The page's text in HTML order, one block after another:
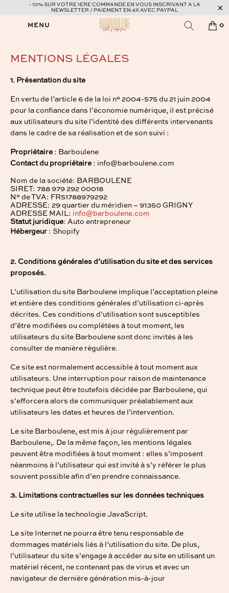
- 10% SUR VOTRE 1ERE COMMANDE EN VOUS INSCRIVANT A LA
NEWSLETTER / PAIEMENT EN 4X AVEC PAYPAL
MENU 0
MENTIONS LÉGALES
1. Présentation du site
En vertu de l’article 6 de la loi n° 2004-575 du 21 juin 2004
pour la confiance dans l’économie numérique, il est précisé
aux utilisateurs du site l’identité des différents intervenants
dans le cadre de sa réalisation et de son suivi :
Propriétaire: Barboulene
Contact du propriétaire: info@barboulene.com
Nom de la société: BARBOULENE
SIRET: 788 979 292 00018
N° de TVA: FR51788979292
ADRESSE: 29 quartier du méridien – 91350 GRIGNY
ADRESSE MAIL: info@barboulene.com
Statut juridique: Auto entrepreneur
Hébergeur : Shopify
2. Conditions générales d’utilisation du site et des services
proposés.
L’utilisation du site Barboulene implique l’acceptation pleine
et entière des conditions générales d’utilisation ci-après
décrites. Ces conditions d’utilisation sont susceptibles
d’être modifiées ou complétées à tout moment, les
utilisateurs du site Barboulene sont donc invités à les
consulter de manière régulière.
Ce site est normalement accessible à tout moment aux
utilisateurs. Une interruption pour raison de maintenance
technique peut être toutefois décidée par Barboulene, qui
s’efforcera alors de communiquer préalablement aux
utilisateurs les dates et heures de l’intervention.
Le site Barboulene, est mis à jour régulièrement par
Barboulene,. De la même façon, les mentions légales
peuvent être modifiées à tout moment : elles s’imposent
néanmoins à l’utilisateur qui est invité à s’y référer le plus
souvent possible afin d’en prendre connaissance.
3. Limitations contractuelles sur les données techniques
Le site utilise la technologie JavaScript.
Le site Internet ne pourra être tenu responsable de
dommages matériels liés à l’utilisation du site. De plus,
l’utilisateur du site s’engage à accéder au site en utilisant un
matériel récent, ne contenant pas de virus et avec un
navigateur de dernière génération mis-à-jour